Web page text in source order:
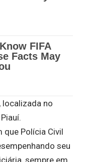
localizada no
que Polícia Civil
seu
sempre em